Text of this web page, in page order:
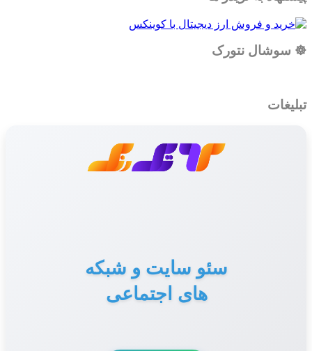
☸️ سوشال نتورک
تبلیغات
سئو سایت و شبکه
های اجتماعی